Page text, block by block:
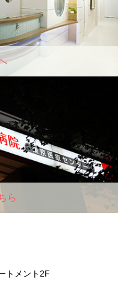
ら
トメント2F